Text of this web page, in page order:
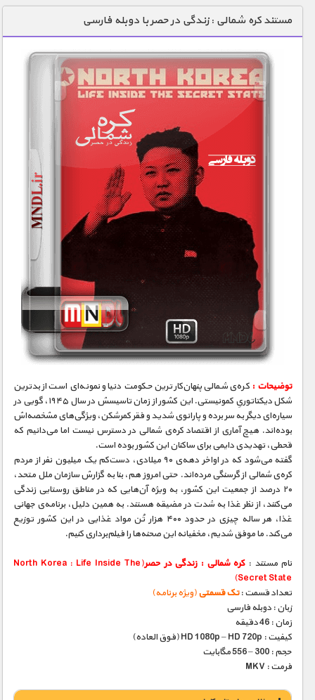
دنیای خوراکی ها
زمین شناسی / محیط زیست
سازه/ معماری/ مهندسی
سرگرمی
شناخت کودکان
علم و فناوری
کیهان / نجوم
گردشگری
ماورایی
مسابقات / ورزشی
مستند های اختصاصی
مستند کره شمالی : زندگی در حصر با دوبله فارسی
توضیحات :کره‌ی شمالی پنهان‌کارترین حکومت دنیا و نمونه‌ای است از بدترین
شکل دیکتاتوریِ کمونیستی. این کشور از زمان تاسیسش در سال ۱۹۴۵، گویی در
سیاره‌‌ای دیگر به سر برده و پارانوی شدید و فقر کمرشکن، ویژگی‌های مشخصه‌اش
بوده‌اند. هیچ آماری از اقتصاد کره‌ی شمالی در دسترس نیست اما می‌دانیم که
قحطی، تهدیدی دایمی برای ساکنان این کشور بوده است.
گفته می‌شود که در اواخر دهه‌ی ۹۰ میلادی، دست‌کم یک میلیون نفر از مردم
کره‌ی شمالی از گرسنگی مرده‌اند. حتی امروز هم، بنا به گزارش سازمان ملل متحد،
۲۰ درصد از جمعیت این کشور، به ویژه آن‌هایی که در مناطق روستایی زندگی
می‌کنند، از نظر غذا به شدت در مضیقه هستند. به همین دلیل، برنامه‌ی جهانی
غذا، هر ساله چیزی در حدود ۴۰۰ هزار تُن مواد غذایی در این کشور توزیع
می‌کند. ما موفق شدیم، مخفیانه این صحنه‌ها را فیلم‌برداری کنیم.
نام مستند : کره شمالی : زندگی در حصر (North Korea : Life Inside The
Secret State)
تعداد قسمت :تک قسمتی(ویژه برنامه)
زبان : دوبله فارسی
زمان : 46 دقیقه
کیفیت : HD 1080p – HD 720p (فوق العاده)
حجم : 300 – 556 مگابایت
فرمت : MKV